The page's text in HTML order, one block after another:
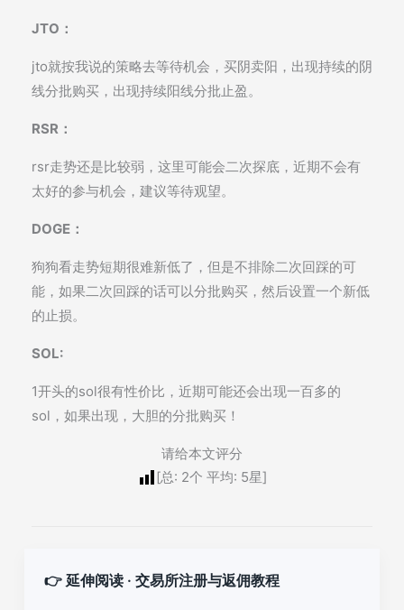
JTO：
jto就按我说的策略去等待机会，买阴卖阳，出现持续的阴
线分批购买，出现持续阳线分批止盈。
RSR：
rsr走势还是比较弱，这里可能会二次探底，近期不会有
太好的参与机会，建议等待观望。
DOGE：
狗狗看走势短期很难新低了，但是不排除二次回踩的可
能，如果二次回踩的话可以分批购买，然后设置一个新低
的止损。
SOL:
1开头的sol很有性价比，近期可能还会出现一百多的
sol，如果出现，大胆的分批购买！
请给本文评分
[总: 2个 平均: 5星]
👉 延伸阅读 · 交易所注册与返佣教程